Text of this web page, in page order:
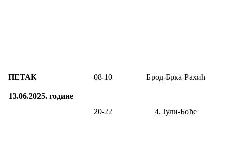
ПЕТАК
13.06.2025.године
08-10 Брод-Брка-Рахић
20-22 4. Јули-Боће